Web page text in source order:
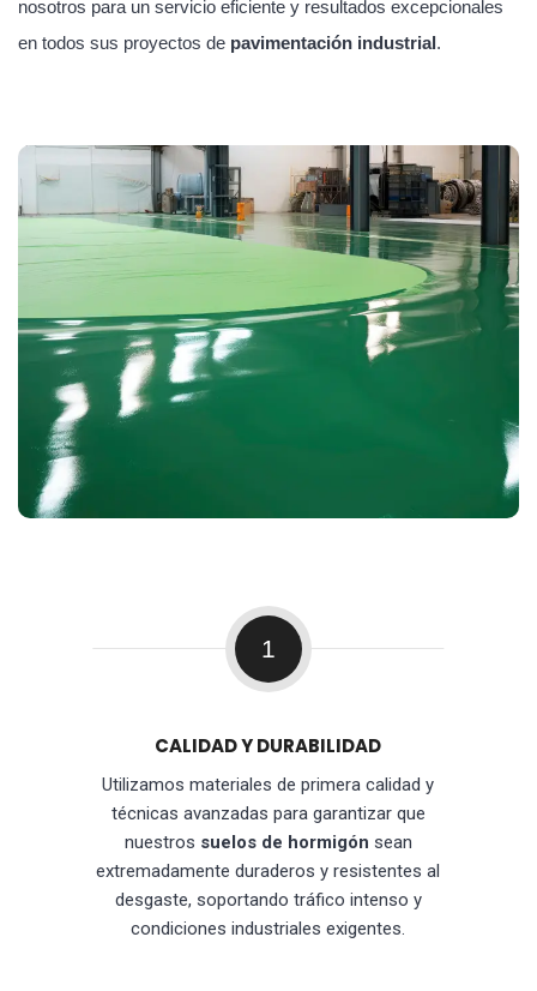
nosotros para un servicio eficiente y resultados excepcionales
en todos sus proyectos de pavimentación industrial.
1
CALIDAD Y DURABILIDAD
Utilizamos materiales de primera calidad y
técnicas avanzadas para garantizar que
nuestros suelos de hormigón sean
extremadamente duraderos y resistentes al
desgaste, soportando tráfico intenso y
condiciones industriales exigentes.